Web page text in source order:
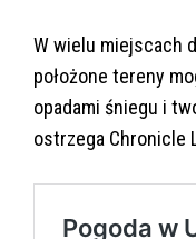
Wwielu miejscach
położone tereny
opadami śniegu i
ostrzega Chronicle